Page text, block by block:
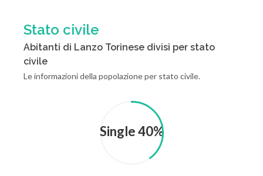
Stato civile
Abitanti di Lanzo Torinese divisi per stato
civile
Le informazioni della popolazione per stato civile.
Single 40%